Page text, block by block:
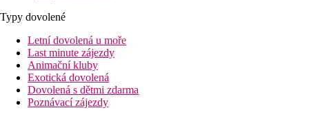
Typy dovolené
Letní dovolená u moře
Last minute zájezdy
Animační kluby
Exotická dovolená
Dovolená s dětmi zdarma
Poznávací zájezdy